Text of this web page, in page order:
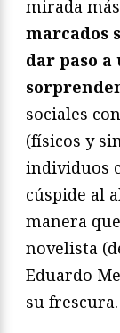
mirada
marcados
dar paso
sociales
(físicos y
individuos
cúspide al
manera
novelista
Eduardo
su frescura.